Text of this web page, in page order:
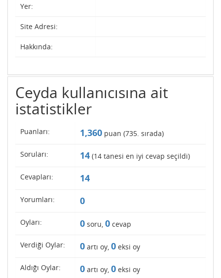
Yer:
Site Adresi:
Hakkında:
Ceyda kullanıcısına ait
istatistikler
Puanları: 1,360 puan (735. sırada)
Soruları: 14 (14 tanesi en iyi cevap seçildi)
Cevapları: 14
Yorumları: 0
Oyları: 0 soru, 0 cevap
Verdiği Oylar: 0 artı oy, 0 eksi oy
Aldığı Oylar: 0 artı oy, 0 eksi oy